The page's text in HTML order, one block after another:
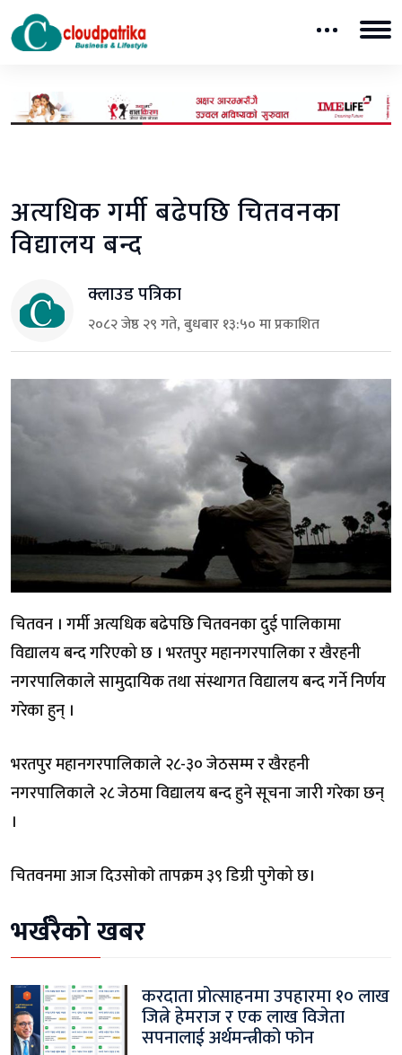
अत्यधिक गर्मी बढेपछि चितवनका
विद्यालय बन्द
क्लाउड पत्रिका
२०८२ जेष्ठ २९ गते, बुधबार १३:५० मा प्रकाशित
चितवन । गर्मी अत्यधिक बढेपछि चितवनका दुई पालिकामा
विद्यालय बन्द गरिएको छ । भरतपुर महानगरपालिका र खैरहनी
नगरपालिकाले सामुदायिक तथा संस्थागत विद्यालय बन्द गर्ने निर्णय
गरेका हुन् ।
भरतपुर महानगरपालिकाले २८-३० जेठसम्म र खैरहनी
नगरपालिकाले २८ जेठमा विद्यालय बन्द हुने सूचना जारी गरेका छन्
।
चितवनमा आज दिउसाेकाे तापक्रम ३९ डिग्री पुगेको छ।
भर्खरैको खबर
करदाता प्रोत्साहनमा उपहारमा १० लाख
जित्ने हेमराज र एक लाख विजेता
सपनालाई अर्थमन्त्रीको फोन